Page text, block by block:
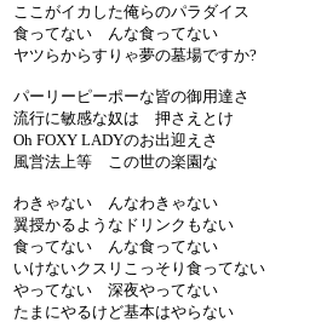
ここがイカした俺らのパラダイス
食ってない んな食ってない
ヤツらからすりゃ夢の墓場ですか?
パーリーピーポーな皆の御用達さ
流行に敏感な奴は 押さえとけ
Oh FOXY LADYのお出迎えさ
風営法上等 この世の楽園な
わきゃない んなわきゃない
翼授かるようなドリンクもない
食ってない んな食ってない
いけないクスリこっそり食ってない
やってない 深夜やってない
たまにやるけど基本はやらない